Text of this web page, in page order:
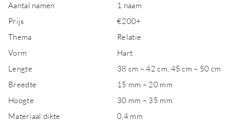
Aantal namen
1 naam
Prijs
€200+
Thema
Relatie
Vorm
Hart
Lengte
38 cm – 42 cm, 45 cm – 50 cm
Breedte
15 mm – 20 mm
Hoogte
30 mm – 35 mm
Materiaal dikte
0,4 mm